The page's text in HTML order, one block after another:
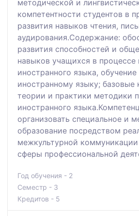
методической и
компетентности студентов в
развития навыков чтения,
аудирования.Содержание:
развития способностей и
навыков учащихся в процессе
иностранного языка,
иностранному языку; базовые
теории и практики методики
иностранного
организовать специальное и
образование посредством
межкультурной
сферы профессиональной
Год обучения - 2
Семестр - 3
Кредитов - 5